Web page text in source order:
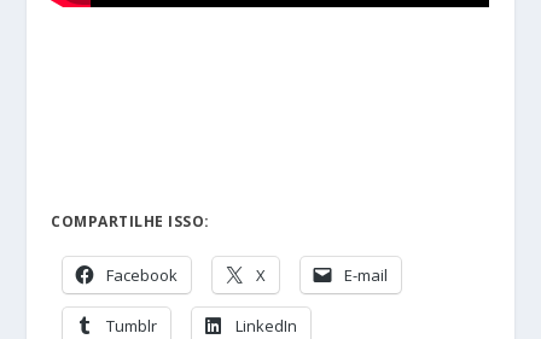
COMPARTILHE ISSO:
Facebook X E-mail
Tumblr LinkedIn